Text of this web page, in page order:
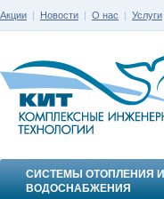
Акции | Новости | О нас | Услуги
СИСТЕМЫ ОТОПЛЕНИЯ И
ВОДОСНАБЖЕНИЯ